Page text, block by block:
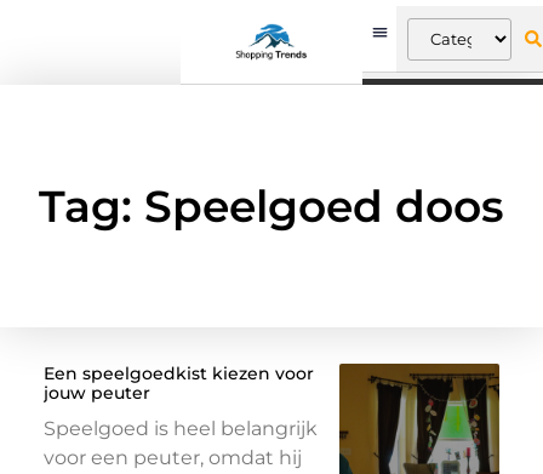
Tag: Speelgoed doos
Een speelgoedkist kiezen voor
jouw peuter
Speelgoed is heel belangrijk
voor een peuter, omdat hij